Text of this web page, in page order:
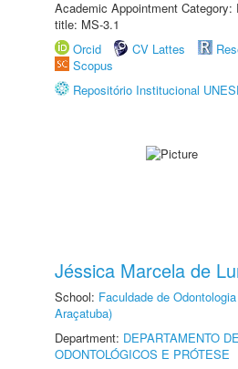
Academic Appointment Category:
title: MS-3.1
Orcid
CV Lattes
Scopus
Repositório Institucional
Jéssica Marcela de
School: Faculdade de
Araçatuba)
Department: DEPARTAMENTO
ODONTOLÓGICOS E PRÓTESE